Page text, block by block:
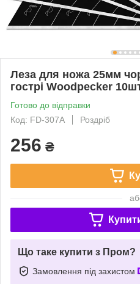
Леза для ножа 25мм
гострі Woodpecker
Готово до відправки
Код: FD-307A
Роздріб
256 ₴
Що таке купити з Пром?
Замовлення під захистом